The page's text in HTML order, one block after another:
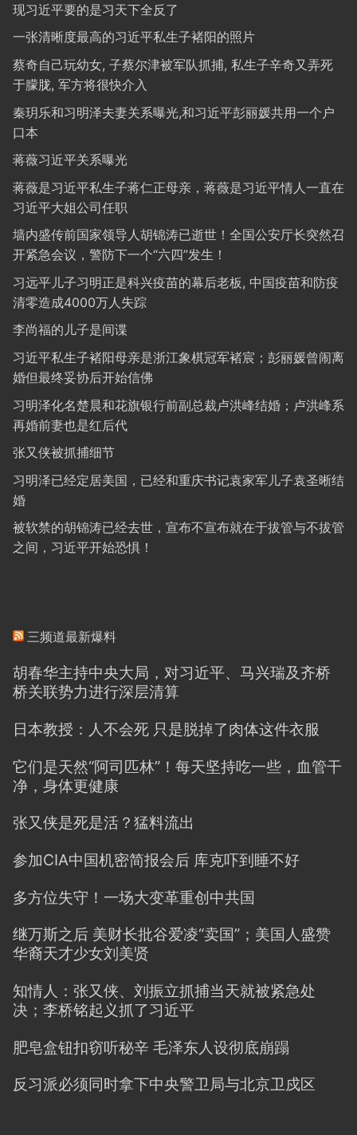
现习近平要的是习天下全反了
一张清晰度最高的习近平私生子褚阳的照片
蔡奇自己玩幼女, 子蔡尔津被军队抓捕, 私生子辛奇又弄死
于朦胧, 军方将很快介入
秦玥乐和习明泽夫妻关系曝光,和习近平彭丽媛共用一个户
口本
蒋薇习近平关系曝光
蒋薇是习近平私生子蒋仁正母亲，蒋薇是习近平情人一直在
习近平大姐公司任职
墙内盛传前国家领导人胡锦涛已逝世！全国公安厅长突然召
开紧急会议，警防下一个“六四”发生！
习远平儿子习明正是科兴疫苗的幕后老板, 中国疫苗和防疫
清零造成4000万人失踪
李尚福的儿子是间谍
习近平私生子褚阳母亲是浙江象棋冠军褚宸；彭丽媛曾闹离
婚但最终妥协后开始信佛
习明泽化名楚晨和花旗银行前副总裁卢洪峰结婚；卢洪峰系
再婚前妻也是红后代
张又侠被抓捕细节
习明泽已经定居美国，已经和重庆书记袁家军儿子袁圣晰结
婚
被软禁的胡锦涛已经去世，宣布不宣布就在于拔管与不拔管
之间，习近平开始恐惧！
三频道最新爆料
胡春华主持中央大局，对习近平、马兴瑞及齐桥
桥关联势力进行深层清算
日本教授：人不会死 只是脱掉了肉体这件衣服
它们是天然“阿司匹林”！每天坚持吃一些，血管干
净，身体更健康
张又侠是死是活？猛料流出
参加CIA中国机密简报会后 库克吓到睡不好
多方位失守！一场大变革重创中共国
继万斯之后 美财长批谷爱凌“卖国”；美国人盛赞
华裔天才少女刘美贤
知情人：张又侠、刘振立抓捕当天就被紧急处
决；李桥铭起义抓了习近平
肥皂盒钮扣窃听秘辛 毛泽东人设彻底崩蹋
反习派必须同时拿下中央警卫局与北京卫戍区